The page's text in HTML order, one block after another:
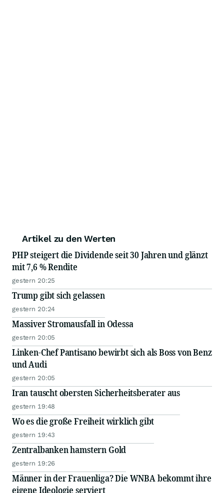
Artikel zu den Werten
PHP steigert die Dividende seit 30 Jahren und glänzt
mit 7,6 % Rendite
gestern 20:25
Trump gibt sich gelassen
gestern 20:24
Massiver Stromausfall in Odessa
gestern 20:05
Linken-Chef Pantisano bewirbt sich als Boss von Benz
und Audi
gestern 20:05
Iran tauscht obersten Sicherheitsberater aus
gestern 19:48
Wo es die große Freiheit wirklich gibt
gestern 19:43
Zentralbanken hamstern Gold
gestern 19:26
Männer in der Frauenliga? Die WNBA bekommt ihre
eigene Ideologie serviert